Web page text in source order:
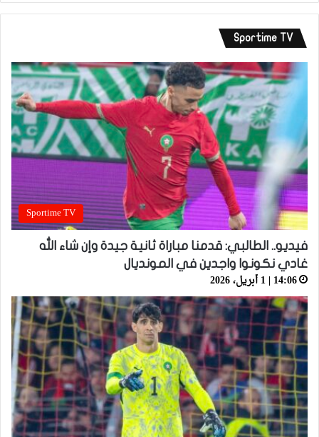
Sportime TV
Sportime TV
فيديو.. الطالبي: قدمنا مباراة ثانية جيدة وإن شاء الله
غادي نكونوا واجدين في المونديال
14:06 | 1 أبريل، 2026